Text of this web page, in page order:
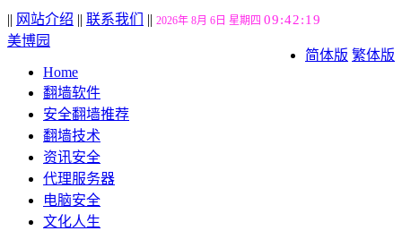
|| 网站介绍 || 联系我们 || 2026年 8月 6日 星期四 09:42:19
简体版 繁体版
美博园
Home
翻墙软件
安全翻墙推荐
翻墙技术
资讯安全
代理服务器
电脑安全
文化人生